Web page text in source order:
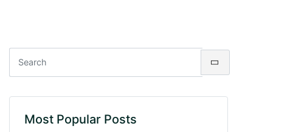
Most Popular Posts